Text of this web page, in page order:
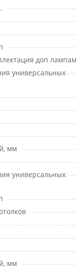
доп
универсальных
мм
универсальных
мм